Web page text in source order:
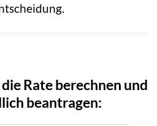
Rate berechnen und
beantragen: